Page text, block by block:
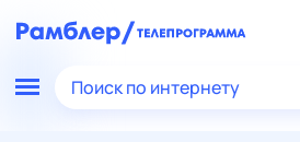
Поиск по интернету